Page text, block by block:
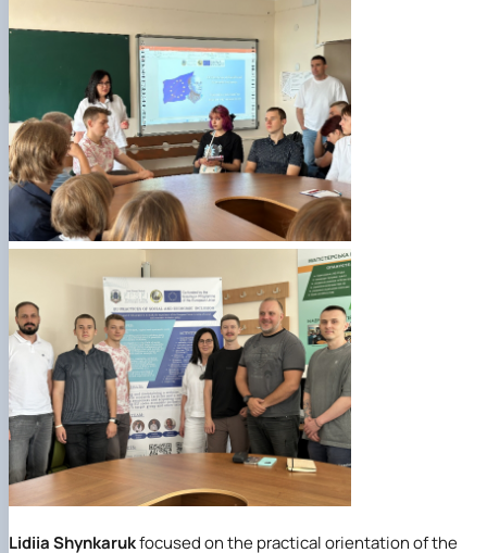
Lidiia Shynkarukfocused on the practical orientation of the